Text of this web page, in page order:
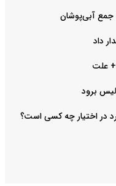
جمع آبی‌پوشان
داد
+ علت
در اختیار چه کسی است؟